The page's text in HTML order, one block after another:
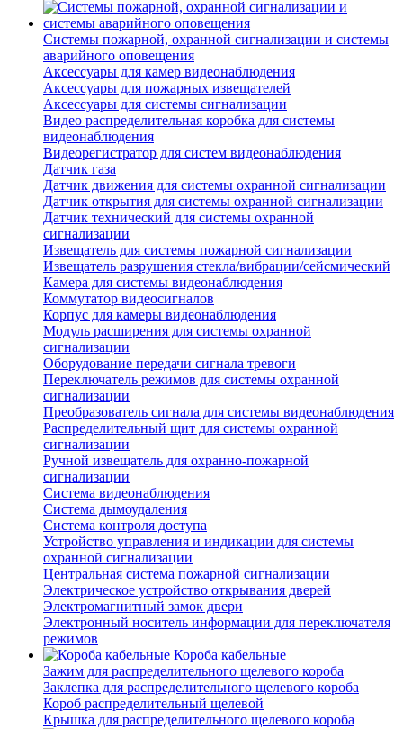
Системы пожарной, охранной сигнализации и системы
аварийного оповещения
Аксессуары для камер видеонаблюдения
Аксессуары для пожарных извещателей
Аксессуары для системы сигнализации
Видео распределительная коробка для системы
видеонаблюдения
Видеорегистратор для систем видеонаблюдения
Датчик газа
Датчик движения для системы охранной сигнализации
Датчик открытия для системы охранной сигнализации
Датчик технический для системы охранной
сигнализации
Извещатель для системы пожарной сигнализации
Извещатель разрушения стекла/вибрации/сейсмический
Камера для системы видеонаблюдения
Коммутатор видеосигналов
Корпус для камеры видеонаблюдения
Модуль расширения для системы охранной
сигнализации
Оборудование передачи сигнала тревоги
Переключатель режимов для системы охранной
сигнализации
Преобразователь сигнала для системы видеонаблюдения
Распределительный щит для системы охранной
сигнализации
Ручной извещатель для охранно-пожарной
сигнализации
Система видеонаблюдения
Система дымоудаления
Система контроля доступа
Устройство управления и индикации для системы
охранной сигнализации
Центральная система пожарной сигнализации
Электрическое устройство открывания дверей
Электромагнитный замок двери
Электронный носитель информации для переключателя
режимов
Короба кабельные
Зажим для распределительного щелевого короба
Заклепка для распределительного щелевого короба
Короб распределительный щелевой
Крышка для распределительного щелевого короба